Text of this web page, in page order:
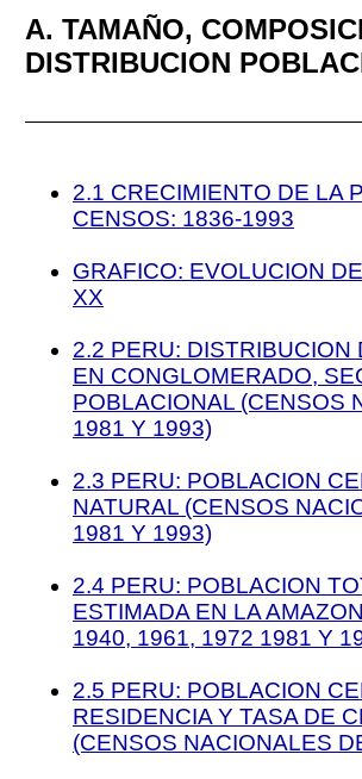
A. TAMAÑO,
DISTRIBUCION
2.1 CRECIMIENTO DE LA
CENSOS: 1836-1993
GRAFICO: EVOLUCION
XX
2.2 PERU:
EN CONGLOMERADO,
POBLACIONAL (CENSOS
1981 Y 1993)
2.3 PERU: POBLACION
NATURAL (CENSOS
1981 Y 1993)
2.4 PERU: POBLACION
ESTIMADA EN LA
1940, 1961, 1972 1981 Y
2.5 PERU: POBLACION
RESIDENCIA Y TASA DE
(CENSOS NACIONALES